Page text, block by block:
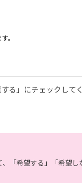
。
によるご連絡）
情報の不備や
る」にチェックして
「希望する」「希望